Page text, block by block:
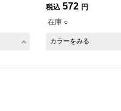
税込 572 円
在庫 ○
カラーをみる